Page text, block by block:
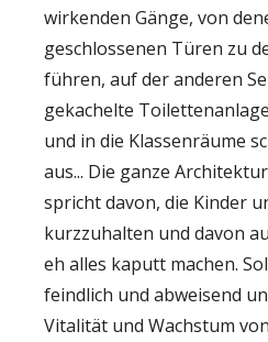
wirkenden Gänge, von
geschlossenen Türen zu
führen, auf der anderen
gekachelte
und in die Klassenräume
aus... Die ganze
spricht davon, die Kinder
kurzzuhalten und davon
eh alles kaputt machen.
feindlich und abweisend
Vitalität und Wachstum